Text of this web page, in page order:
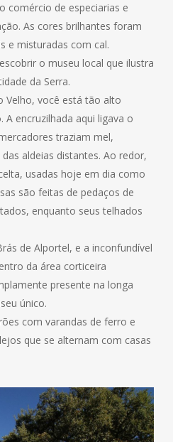
comércio de especiarias e
As cores brilhantes foram
e misturadas com cal.
o museu local que ilustra
da Serra.
Velho, você está tão alto
encruzilhada aqui ligava o
traziam mel,
aldeias distantes. Ao redor,
usadas hoje em dia como
são feitas de pedaços de
enquanto seus telhados
de Alportel, e a inconfundível
da área corticeira
presente na longa
único.
com varandas de ferro e
que se alternam com casas